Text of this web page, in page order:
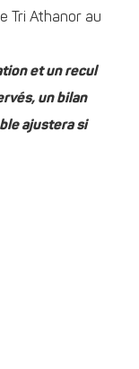
Tri Athanor au
et un recul
un bilan
ajustera si